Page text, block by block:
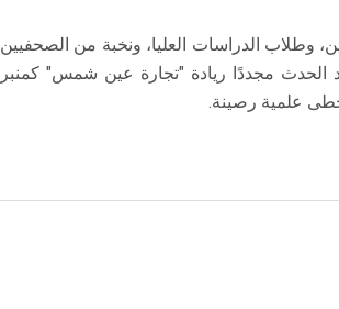
وطلاب الدراسات العليا، ونخبة من الصحفيين
الحدث مجددًا ريادة "تجارة عين شمس" كمنبر
علمية رصينة.